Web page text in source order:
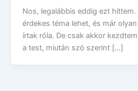
Nos, legalábbis eddig ezt
érdekes téma lehet, és már
írtak róla. De csak akkor
a test, miután szó szerint […]